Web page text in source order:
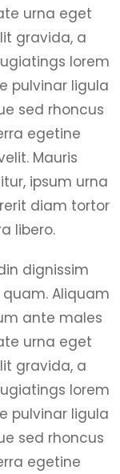
urna eget
gravida, a
lorem
pulvinar ligula
sed rhoncus
egetine
Mauris
ipsum urna
diam tortor
libero.
dignissim
Aliquam
ante males
urna eget
gravida, a
lorem
pulvinar ligula
sed rhoncus
egetine